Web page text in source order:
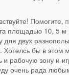
Помогите,
площадью 10, 5 м
для двух
Хотелсь бы в этом
и рабочую зону и
очень рада